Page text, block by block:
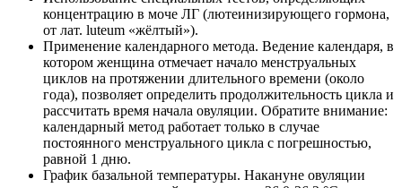
концентрацию в моче ЛГ (лютеинизирующего гормона,
от лат. luteum «жёлтый»).
Применение календарного метода. Ведение календаря, в
котором женщина отмечает начало менструальных
циклов на протяжении длительного времени (около
года), позволяет определить продолжительность цикла и
рассчитать время начала овуляции. Обратите внимание:
календарный метод работает только в случае
постоянного менструального цикла с погрешностью,
равной 1 дню.
График базальной температуры. Накануне овуляции